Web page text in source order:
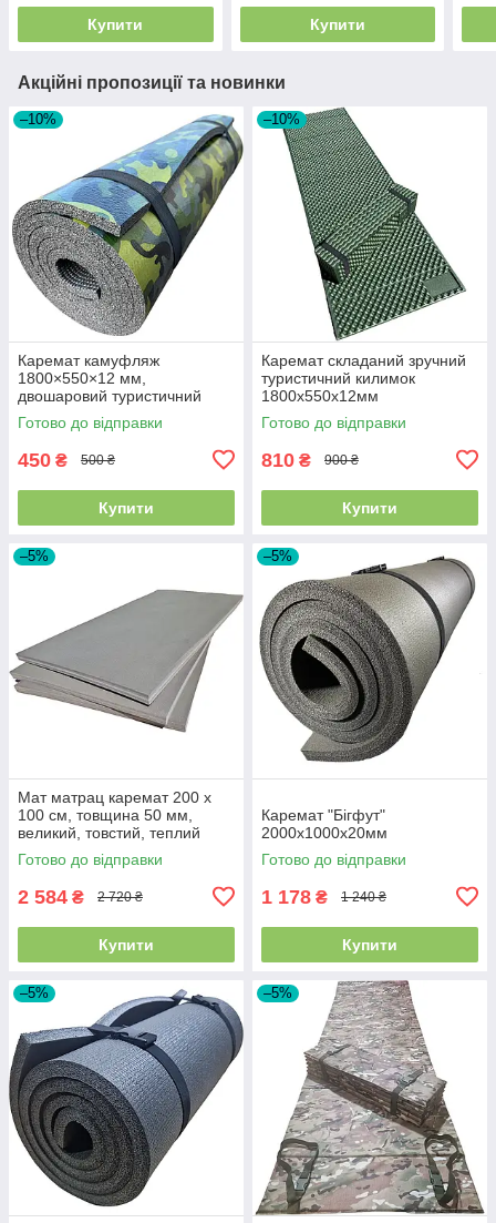
Купити Купити
Акційні пропозиції та новинки
–10%
Каремат камуфляж
1800×550×12 мм,
двошаровий туристичний
килимок для полювання,
риболовлі та відпочинку
Готово до відправки
450 ₴ 500 ₴
Купити
–10%
Каремат складаний зручний
туристичний килимок
1800х550х12мм
Готово до відправки
810 ₴ 900 ₴
Купити
–5%
Мат матрац каремат 200 х
100 см, товщина 50 мм,
великий, товстий, теплий
п'ятишаровий килимок «Big
Bed»
Готово до відправки
2 584 ₴ 2 720 ₴
Купити
–5%
Каремат "Бігфут"
2000х1000х20мм
Готово до відправки
1 178 ₴ 1 240 ₴
Купити
–5% –5%